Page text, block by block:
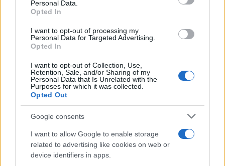
Personal Data.
Opted In
I want to opt-out of processing my
Personal Data for Targeted Advertising.
Opted In
I want to opt-out of Collection, Use,
Retention, Sale, and/or Sharing of my
Personal Data that Is Unrelated with the
Purposes for which it was collected.
Opted Out
Google consents
I want to allow Google to enable storage
related to advertising like cookies on web or
device identifiers in apps.
Αντιδράσεις στα social για το θάνατο του
κουταβιού που ζούσε με λύκους - Τι απαντά ο δρ